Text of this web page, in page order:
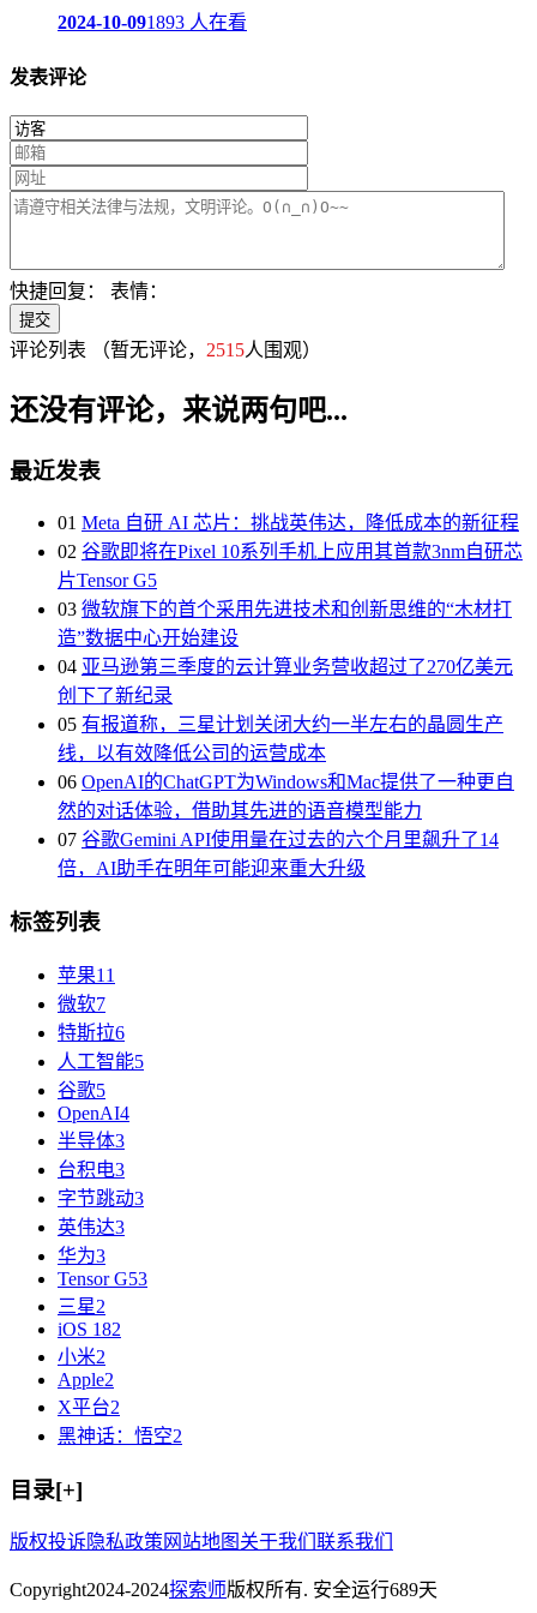
2024-10-091893 人在看
发表评论
快捷回复： 表情：
评论列表 （暂无评论， 2515人围观）
还没有评论，来说两句吧...
最近发表
01 Meta 自研 AI 芯片：挑战英伟达，降低成本的新征程
02 谷歌即将在Pixel 10系列手机上应用其首款3nm自研芯
片Tensor G5
03 微软旗下的首个采用先进技术和创新思维的“木材打
造”数据中心开始建设
04 亚马逊第三季度的云计算业务营收超过了270亿美元
创下了新纪录
05 有报道称，三星计划关闭大约一半左右的晶圆生产
线，以有效降低公司的运营成本
06 OpenAI的ChatGPT为Windows和Mac提供了一种更自
然的对话体验，借助其先进的语音模型能力
07 谷歌Gemini API使用量在过去的六个月里飙升了14
倍，AI助手在明年可能迎来重大升级
标签列表
苹果11
微软7
特斯拉6
人工智能5
谷歌5
OpenAI4
半导体3
台积电3
字节跳动3
英伟达3
华为3
Tensor G53
三星2
iOS 182
小米2
Apple2
X平台2
黑神话：悟空2
目录[+]
版权投诉隐私政策 网站地图 关于我们 联系我们
Copyright2024-2024探索师版权所有. 安全运行689天